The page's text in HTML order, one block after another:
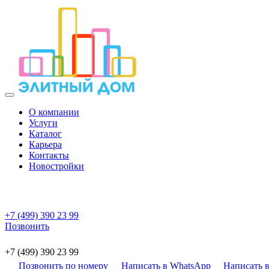
О компании
Услуги
Каталог
Карьера
Контакты
Новостройки
+7 (499) 390 23 99
Позвонить
+7 (499) 390 23 99
Позвонить по номеру
Написать в WhatsApp Написать